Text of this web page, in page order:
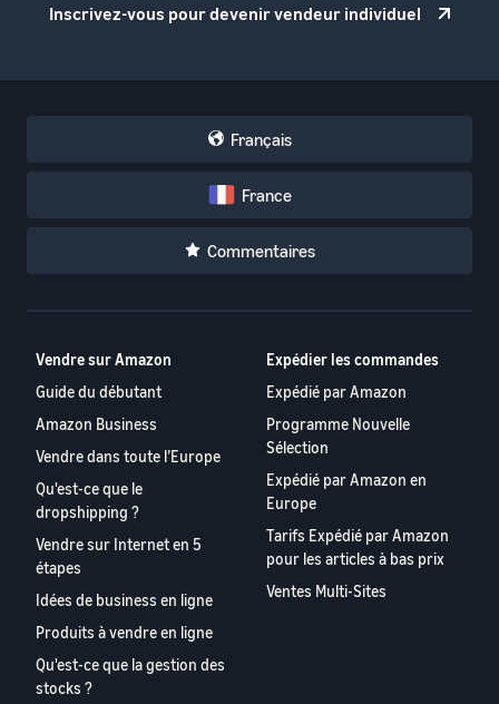
Inscrivez-vous pour devenir vendeur individuel
Français
France
Commentaires
Vendre sur Amazon
Guide du débutant
Amazon Business
Vendre dans toute l’Europe
Qu'est-ce que le
dropshipping ?
Vendre sur Internet en 5
étapes
Idées de business en ligne
Produits à vendre en ligne
Qu'est-ce que la gestion des
stocks ?
Expédier les commandes
Expédié par Amazon
Programme Nouvelle
Sélection
Expédié par Amazon en
Europe
Tarifs Expédié par Amazon
pour les articles à bas prix
Ventes Multi-Sites